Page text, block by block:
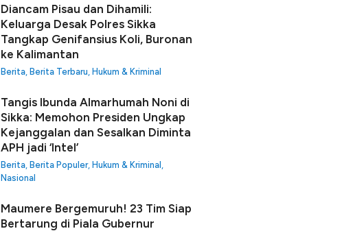
Diancam Pisau dan Dihamili:
Keluarga Desak Polres Sikka
Tangkap Genifansius Koli, Buronan
ke Kalimantan
Berita, Berita Terbaru, Hukum & Kriminal
Tangis Ibunda Almarhumah Noni di
Sikka: Memohon Presiden Ungkap
Kejanggalan dan Sesalkan Diminta
APH jadi ‘Intel’
Berita, Berita Populer, Hukum & Kriminal ,
Nasional
Maumere Bergemuruh! 23 Tim Siap
Bertarung di Piala Gubernur